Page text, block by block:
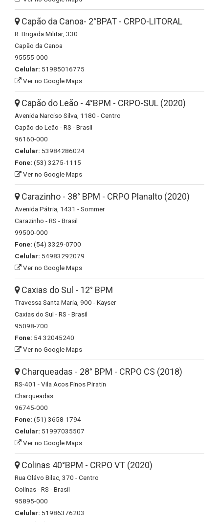
Capão da Canoa- 2°BPAT - CRPO-LITORAL
R. Brigada Militar, 330
Capão da Canoa
95555-000
Celular: 51985016775
Ver no Google Maps
Capão do Leão - 4°BPM - CRPO-SUL (2020)
Avenida Narciso Silva, 1180 - Centro
Capão do Leão - RS - Brasil
96160-000
Celular: 53984286024
Fone: (53) 3275-1115
Ver no Google Maps
Carazinho - 38° BPM - CRPO Planalto (2020)
Avenida Pátria, 1431 - Sommer
Carazinho - RS - Brasil
99500-000
Fone: (54) 3329-0700
Celular: 54983292079
Ver no Google Maps
Caxias do Sul - 12° BPM
Travessa Santa Maria, 900 - Kayser
Caxias do Sul - RS - Brasil
95098-700
Fone: 54 32045240
Ver no Google Maps
Charqueadas - 28° BPM - CRPO CS (2018)
RS-401 - Vila Acos Finos Piratin
Charqueadas
96745-000
Fone: (51) 3658-1794
Celular: 51997035507
Ver no Google Maps
Colinas 40°BPM - CRPO VT (2020)
Rua Olávo Bilac, 370 - Centro
Colinas - RS - Brasil
95895-000
Celular: 51986376203